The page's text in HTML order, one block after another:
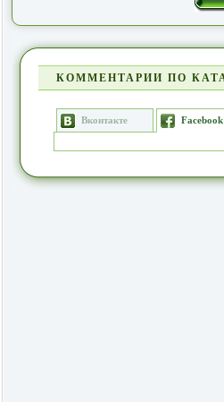
КОММЕНТАРИИ ПО
Вконтакте Facebook